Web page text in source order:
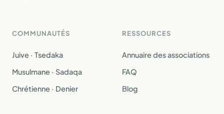
COMMUNAUTÉS
Juive · Tsedaka
Musulmane · Sadaqa
Chrétienne · Denier
RESSOURCES
Annuaire des associations
FAQ
Blog